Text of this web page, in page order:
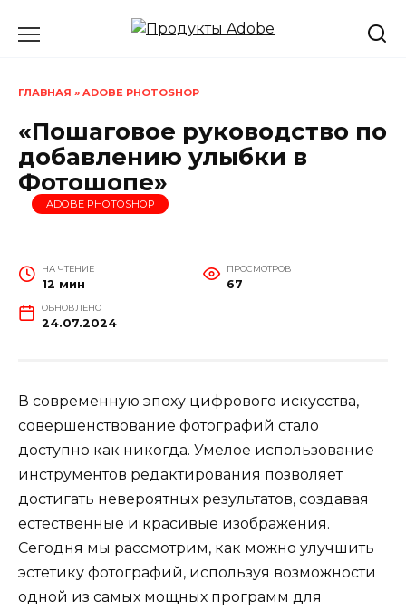
ГЛАВНАЯ » ADOBE PHOTOSHOP
«Пошаговое руководство по
добавлению улыбки в
Фотошопе»
ADOBE PHOTOSHOP
НА ЧТЕНИЕ
12 мин
ПРОСМОТРОВ
67
ОБНОВЛЕНО
24.07.2024
В современную эпоху цифрового искусства,
совершенствование фотографий стало
доступно как никогда. Умелое использование
инструментов редактирования позволяет
достигать невероятных результатов, создавая
естественные и красивые изображения.
Сегодня мы рассмотрим, как можно улучшить
эстетику фотографий, используя возможности
одной из самых мощных программ для